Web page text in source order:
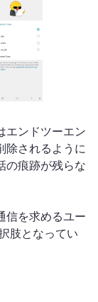
エンドツーエン
除されるように
の痕跡が残らな
信を求めるユー
肢となってい